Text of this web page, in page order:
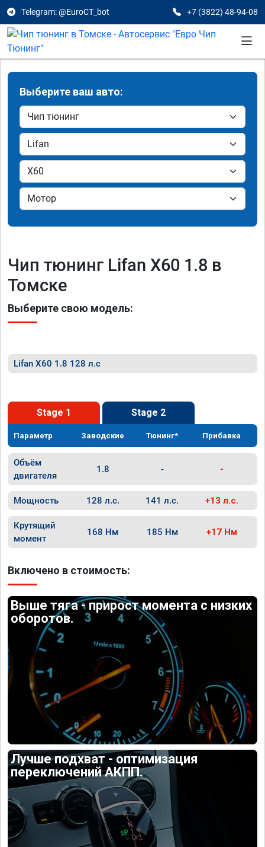
Telegram: @EuroCT_bot +7 (3822) 48-94-08
Выберите ваш авто:
Чип тюнинг Lifan X60 1.8 в
Томске
Выберите свою модель:
Lifan X60 1.8 128 л.с
Stage 1 Stage 2
Параметр Заводские Тюнинг* Прибавка
Объём
двигателя
1.8 - -
Мощность 128 л.с. 141 л.с. +13 л.с.
Крутящий
момент
168 Нм 185 Нм +17 Нм
Включено в стоимость:
Выше тяга - прирост момента с низких
оборотов.
Лучше подхват - оптимизация
переключений АКПП.